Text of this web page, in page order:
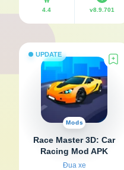
4.4 v8.9.701
UPDATE
Mods
Race Master 3D: Car
Racing Mod APK
v3.15.1 (Vô hạn tiền)
Đua xe